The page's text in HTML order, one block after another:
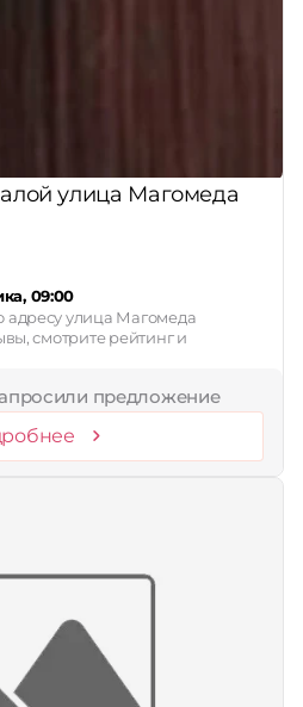
улица Магомеда
09:00
адресу улица Магомеда
смотрите рейтинг и
предложение